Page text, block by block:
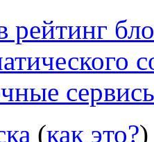
рейтинг
(как это?)